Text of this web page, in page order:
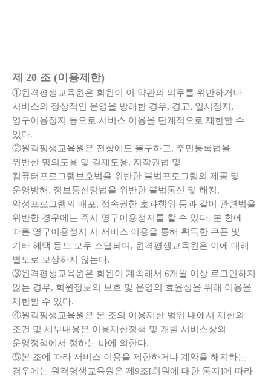
제 20 조 (이용제한)
①원격평생교육원은 회원이 이 약관의 의무를 위반하거나
서비스의 정상적인 운영을 방해한 경우, 경고, 일시정지,
영구이용정지 등으로 서비스 이용을 단계적으로 제한할 수
있다.
②원격평생교육원은 전항에도 불구하고, 주민등록법을
위반한 명의도용 및 결제도용, 저작권법 및
컴퓨터프로그램보호법을 위반한 불법프로그램의 제공 및
운영방해, 정보통신망법을 위반한 불법통신 및 해킹,
악성프로그램의 배포, 접속권한 초과행위 등과 같이 관련법을
위반한 경우에는 즉시 영구이용정지를 할 수 있다. 본 항에
따른 영구이용정지 시 서비스 이용을 통해 획득한 쿠폰 및
기타 혜택 등도 모두 소멸되며, 원격평생교육원은 이에 대해
별도로 보상하지 않는다.
③원격평생교육원은 회원이 계속해서 6개월 이상 로그인하지
않는 경우, 회원정보의 보호 및 운영의 효율성을 위해 이용을
제한할 수 있다.
④원격평생교육원은 본 조의 이용제한 범위 내에서 제한의
조건 및 세부내용은 이용제한정책 및 개별 서비스상의
운영정책에서 정하는 바에 의한다.
⑤본 조에 따라 서비스 이용을 제한하거나 계약을 해지하는
경우에는 원격평생교육원은 제9조[회원에 대한 통지]에 따라